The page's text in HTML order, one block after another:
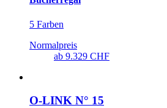
5 Farben
Normalpreis
ab 9.329 CHF
O-LINK N° 15